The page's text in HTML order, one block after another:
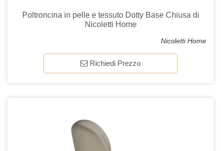
Poltroncina in pelle e tessuto Dotty Base Chiusa di
Nicoletti Home
Nicoletti Home
Richiedi Prezzo